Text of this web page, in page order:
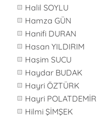
Halil SOYLU
Hamza GÜN
Hanifi DURAN
Hasan YILDIRIM
Haşim SUCU
Haydar BUDAK
Hayri ÖZTÜRK
Hayri POLATDEMİR
Hilmi ŞİMŞEK